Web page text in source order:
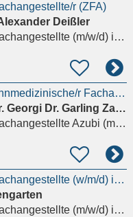
r (ZFA)
Deißler
(m/w/d)in Schwerin
Ausbildung 2026 Zahnmedizinische/r Fachangestellte/r (m/w/d)
BAG Dr. Mischke Dr. Georgi Dr. Garling Zahnärzte
Zahnmedizinische Fachangestellte Azubi (m/w/d)
Zahnmedizinische Fachangestellte (w/m/d) im Bereich Stuhlassistenz in Voll- oder Teilzeit gesucht
(m/w/d)in Bobitz